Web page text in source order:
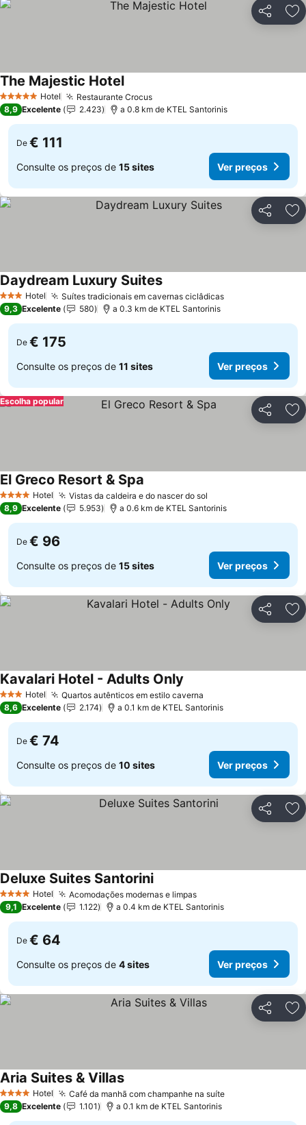
Partilhar
5 Estrelas Hotel Restaurante Crocus
The Majestic Hotel
8,9 Excelente 2.423 a 0.8 km de KTEL Santorinis
De € 111
Consulte os preços de 15 sites Ver preços
Partilhar
3 EstrelasHotel Suítes tradicionais em cavernas ciclâdicas
Daydream Luxury Suites
9,3 Excelente 580 a 0.3 km de KTEL Santorinis
De € 175
Consulte os preços de 11 sites Ver preços
Partilhar
Escolha popular
4 EstrelasHotel Vistas da caldeira e do nascer do sol
El Greco Resort & Spa
8,9 Excelente 5.953 a 0.6 km de KTEL Santorinis
De € 96
Consulte os preços de 15 sites Ver preços
Partilhar
3 EstrelasHotel Quartos autênticos em estilo caverna
Kavalari Hotel - Adults Only
8,6 Excelente 2.174 a 0.1 km de KTEL Santorinis
De € 74
Consulte os preços de 10 sites Ver preços
Partilhar
4 EstrelasHotel Acomodações modernas e limpas
Deluxe Suites Santorini
9,1 Excelente 1.122 a 0.4 km de KTEL Santorinis
De € 64
Consulte os preços de 4 sites Ver preços
Partilhar
4 EstrelasHotel Café da manhã com champanhe na suíte
Aria Suites & Villas
9,8 Excelente 1.101 a 0.1 km de KTEL Santorinis